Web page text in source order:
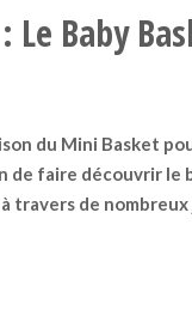
Le Baby
du Mini Basket
de faire découvrir le
travers de nombreux